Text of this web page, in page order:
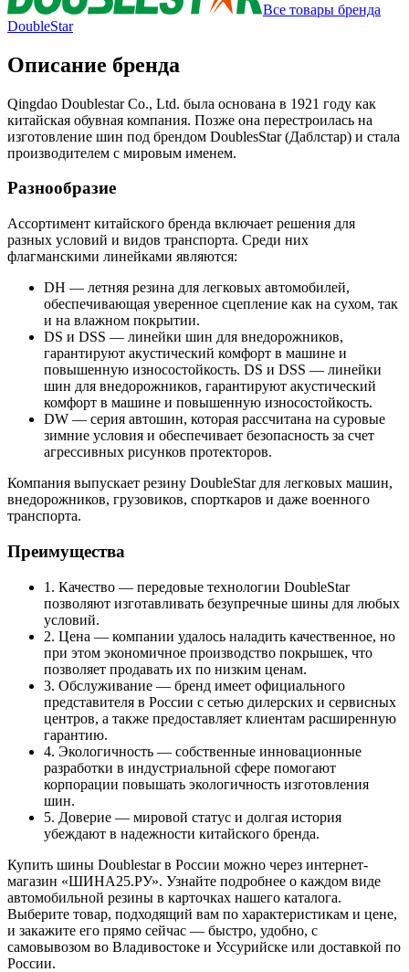
Все товары бренда
DoubleStar
Описание бренда
Qingdao Doublestar Co., Ltd. была основана в 1921 году как
китайская обувная компания. Позже она перестроилась на
изготовление шин под брендом DoublesStar (Даблстар) и стала
производителем с мировым именем.
Разнообразие
Ассортимент китайского бренда включает решения для
разных условий и видов транспорта. Среди них
флагманскими линейками являются:
DH — летняя резина для легковых автомобилей,
обеспечивающая уверенное сцепление как на сухом, так
и на влажном покрытии.
DS и DSS — линейки шин для внедорожников,
гарантируют акустический комфорт в машине и
повышенную износостойкость. DS и DSS — линейки
шин для внедорожников, гарантируют акустический
комфорт в машине и повышенную износостойкость.
DW — серия автошин, которая рассчитана на суровые
зимние условия и обеспечивает безопасность за счет
агрессивных рисунков протекторов.
Компания выпускает резину DoubleStar для легковых машин,
внедорожников, грузовиков, спорткаров и даже военного
транспорта.
Преимущества
1. Качество — передовые технологии DoubleStar
позволяют изготавливать безупречные шины для любых
условий.
2. Цена — компании удалось наладить качественное, но
при этом экономичное производство покрышек, что
позволяет продавать их по низким ценам.
3. Обслуживание — бренд имеет официального
представителя в России с сетью дилерских и сервисных
центров, а также предоставляет клиентам расширенную
гарантию.
4. Экологичность — собственные инновационные
разработки в индустриальной сфере помогают
корпорации повышать экологичность изготовления
шин.
5. Доверие — мировой статус и долгая история
убеждают в надежности китайского бренда.
Купить шины Doublestar в России можно через интернет-
магазин «ШИНА25.РУ». Узнайте подробнее о каждом виде
автомобильной резины в карточках нашего каталога.
Выберите товар, подходящий вам по характеристикам и цене,
и закажите его прямо сейчас — быстро, удобно, с
самовывозом во Владивостоке и Уссурийске или доставкой по
России.